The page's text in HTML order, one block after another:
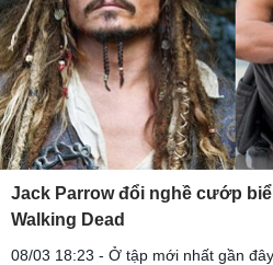
Jack Parrow đổi nghề cướp
Walking Dead
08/03 18:23 - Ở tập mới nhất gần